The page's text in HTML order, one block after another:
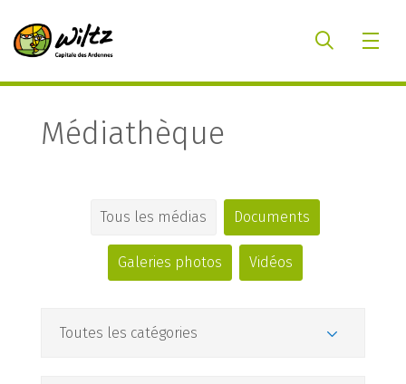
Médiathèque
Tous les médias Documents
Galeries photos Vidéos